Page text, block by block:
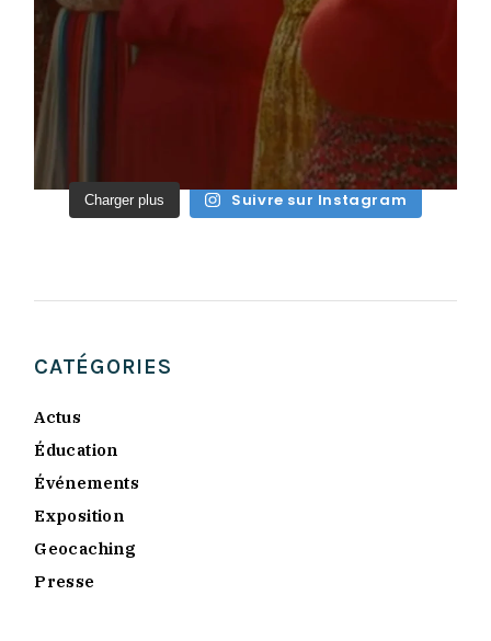
Charger plus Suivre sur Instagram
CATÉGORIES
Actus
Éducation
Événements
Exposition
Geocaching
Presse